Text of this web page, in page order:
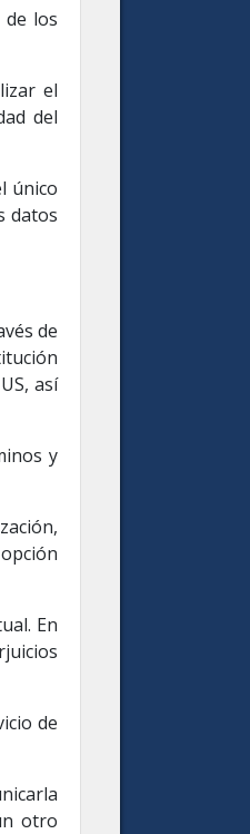
de los
el
del
único
datos
de
así
y
En
de
otro